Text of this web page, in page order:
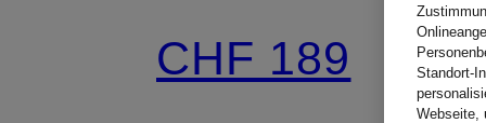
CHF 189
Standort-
Webseite,